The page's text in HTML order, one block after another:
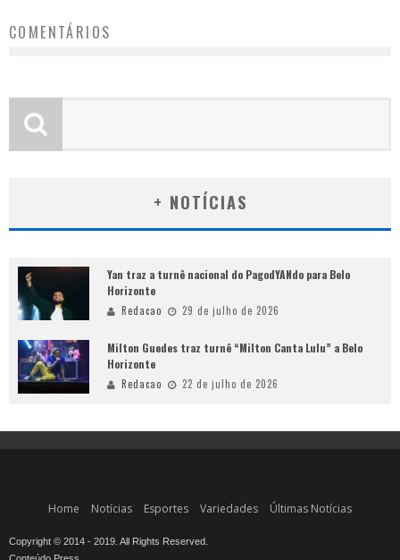
COMENTÁRIOS
+ NOTÍCIAS
Yan traz a turnê nacional do PagodYANdo para Belo
Horizonte
Redacao 29 de julho de 2026
Milton Guedes traz turnê “Milton Canta Lulu” a Belo
Horizonte
Redacao 22 de julho de 2026
Home Notícias Esportes Variedades Últimas Notícias
Copyright © 2014 - 2019. All Rights Reserved.